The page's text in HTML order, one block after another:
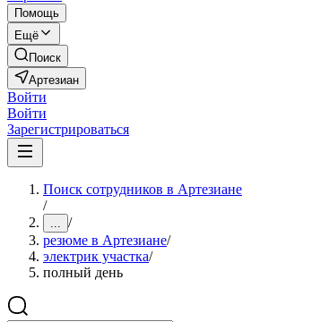
Помощь
Ещё
Поиск
Артезиан
Войти
Войти
Зарегистрироваться
Поиск сотрудников в Артезиане
/
... /
резюме в Артезиане/
электрик участка/
полный день